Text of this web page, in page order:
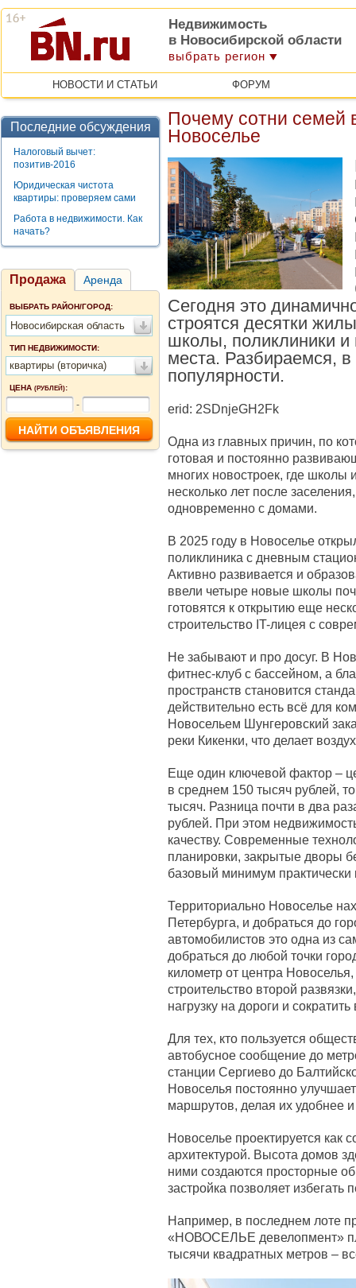
Недвижимость
в Новосибирской области
выбрать регион
НОВОСТИ И СТАТЬИ ФОРУМ
Последние обсуждения
Налоговый вычет:
позитив-2016
Юридическая чистота
квартиры: проверяем сами
Работа в недвижимости. Как
начать?
Продажа Аренда
ВЫБРАТЬ РАЙОН/ГОРОД:
Новосибирская область
ТИП НЕДВИЖИМОСТИ:
квартиры (вторичка)
ЦЕНА (РУБЛЕЙ):
-
Почему сотни семей
Новоселье
Сегодня это
строятся десятки
школы, поликлиники
места. Разбираемся, в
популярности.
erid: 2SDnjeGH2Fk
Одна из главных причин, по
готовая и постоянно
многих новостроек, где школы
несколько лет после
одновременно с домами.
В 2025 году в Новоселье
поликлиника с дневным
Активно развивается и
ввели четыре новые школы
готовятся к открытию еще
строительство IT-лицея с
Не забывают и про досуг. В
фитнес-клуб с бассейном, а
пространств становится
действительно есть всё для
Новосельем Шунгеровский
реки Кикенки, что делает
Еще один ключевой фактор –
в среднем 150 тысяч рублей,
тысяч. Разница почти в два
рублей. При этом
качеству. Современные
планировки, закрытые дворы
базовый минимум практически
Территориально Новоселье
Петербурга, и добраться до
автомобилистов это одна из
добраться до любой точки
километр от центра
строительство второй
нагрузку на дороги и
Для тех, кто пользуется
автобусное сообщение до
станции Сергиево до
Новоселья постоянно
маршрутов, делая их удобнее
Новоселье проектируется как
архитектурой. Высота домов
ними создаются просторные
застройка позволяет
Например, в последнем лоте
«НОВОСЕЛЬЕ девелопмент»
тысячи квадратных метров –